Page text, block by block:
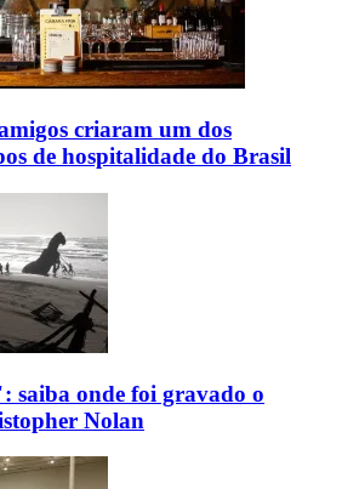
criaram um dos
de hospitalidade do Brasil
saiba onde foi gravado o
Nolan